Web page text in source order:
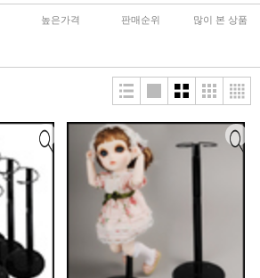
높은가격 판매순위 많이 본 상품